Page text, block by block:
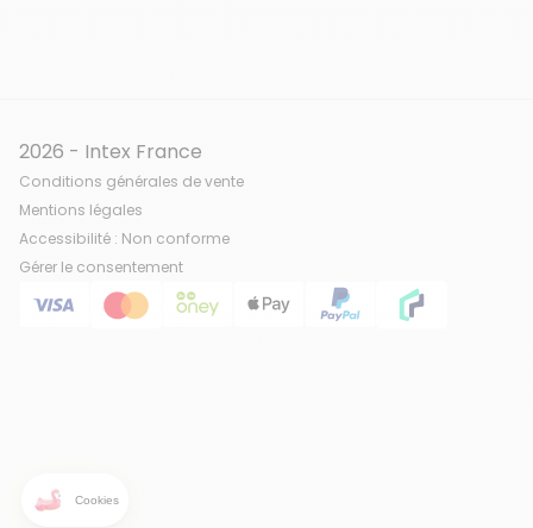
2026 - Intex France
Conditions générales de vente
Mentions légales
Accessibilité : Non conforme
Gérer le consentement